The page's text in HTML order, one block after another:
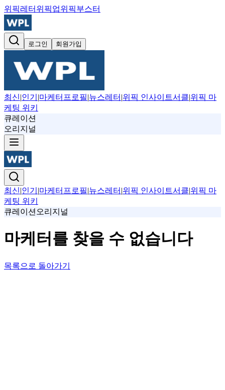
위픽레터 위픽업위픽부스터
로그인 회원가입
최신|인기 |마케터프로필|뉴스레터 |위픽 인사이트서클|위픽 마
케팅 위키
큐레이션
오리지널
최신|인기 |마케터프로필|뉴스레터 |위픽 인사이트서클|위픽 마
케팅 위키
큐레이션 오리지널
마케터를 찾을 수 없습니다
목록으로 돌아가기